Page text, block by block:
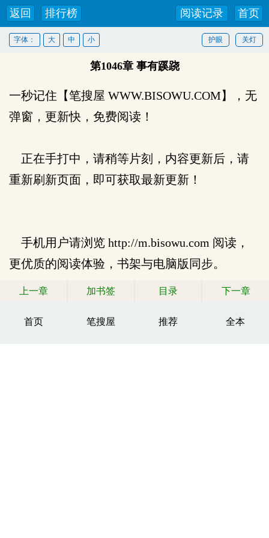
返回 排行榜 首页
阅读记录
关灯
护眼
字体： 大 中 小
第1046章 事有蹊跷
一秒记住【笔搜屋 WWW.BISOWU.COM】，无
弹窗，更新快，免费阅读！
正在手打中，请稍等片刻，内容更新后，请
重新刷新页面，即可获取最新更新！
手机用户请浏览 http://m.bisowu.com 阅读，
更优质的阅读体验，书架与电脑版同步。
上一章 加书签 目录 下一章
首页 笔搜屋 推荐 全本